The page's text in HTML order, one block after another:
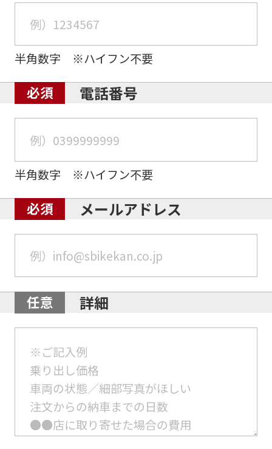
半角数字 ※ハイフン不要
電話番号
半角数字 ※ハイフン不要
メールアドレス
詳細